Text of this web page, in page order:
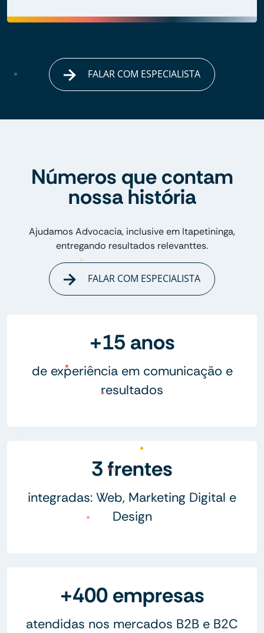
FALAR COM ESPECIALISTA
Números que contam
nossa história
Ajudamos Advocacia, inclusive em Itapetininga,
entregando resultados relevanttes.
FALAR COM ESPECIALISTA
+15 anos
de experiência em comunicação e
resultados
3 frentes
integradas: Web, Marketing Digital e
Design
+400 empresas
atendidas nos mercados B2B e B2C